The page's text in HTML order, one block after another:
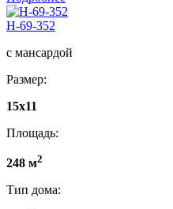
Н-69-352
с мансардой
Размер:
15x11
Площадь:
248 м2
Тип дома: